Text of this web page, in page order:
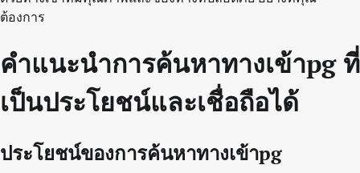
ต้องการ
คำแนะนำการค้นหาทางเข้าpg ที่
เป็นประโยชน์และเชื่อถือได้
ประโยชน์ของการค้นหาทางเข้าpg